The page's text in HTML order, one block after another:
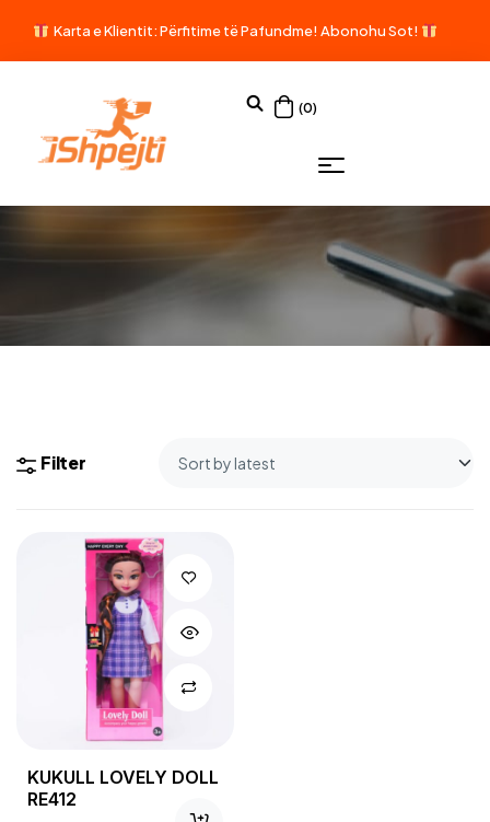
Karta e Klientit: Përfitime të Pafundme! Abonohu Sot!
(0)
Filter
KUKULL LOVELY DOLL
RE412